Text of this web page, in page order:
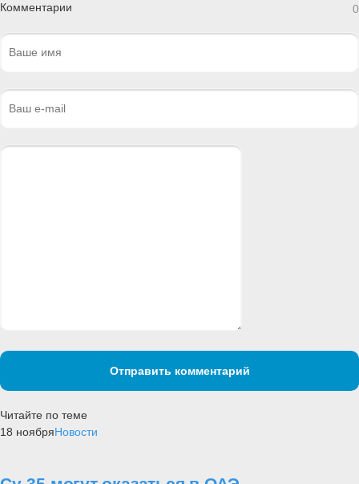
Комментарии 0
Отправить комментарий
Читайте по теме
18 ноябряНовости